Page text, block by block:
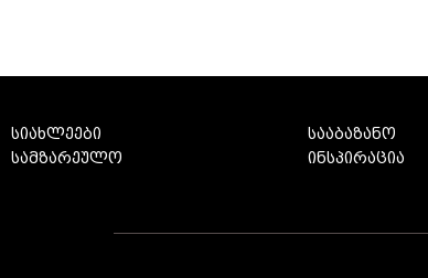
სიახლეები
სამზარეულო
სააბაზანო
ინსპირაცია